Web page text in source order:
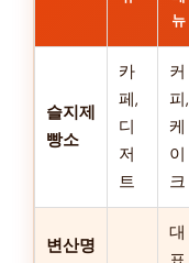
뉴
슬지제
빵소
카
페,
디
저
트
커
피,
케
이
크
변산명
대